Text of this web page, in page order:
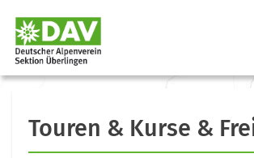
Touren & Kurse &